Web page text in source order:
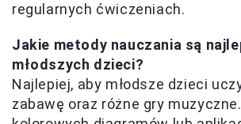
regularnych ćwiczeniach.
Jakie metody nauczania są
młodszych dzieci?
Najlepiej, aby młodsze dzieci
zabawę oraz różne gry